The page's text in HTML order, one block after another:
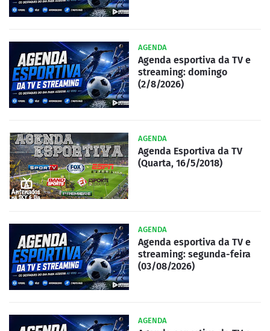
AGENDA
Agenda esportiva da TV e
streaming: domingo
(2/8/2026)
AGENDA
Agenda Esportiva da TV
(Quarta, 16/5/2018)
AGENDA
Agenda esportiva da TV e
streaming: segunda-feira
(03/08/2026)
AGENDA